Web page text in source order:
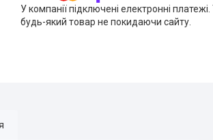
У компанії підключені електронні
будь-який товар не покидаючи сайту.